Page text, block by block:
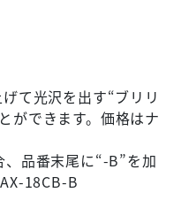
て光沢を出す“ブリリ
ができます。価格はナ
品番末尾に“-B”を加
18CB-B